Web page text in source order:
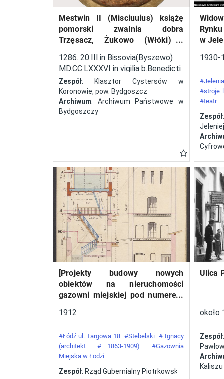
techniczny konstrukcji
startujących w zawodach
samolotów. Ponadto
przeprowadzano próby
zużycia paliwa, szybkiego
uruchomienia silnika,
oceniano czas i sposób
składania i rozkładania
1934. W zawodach brały
także udział panie. Polscy
lotnicy zadebiutowali
podczas zawodów w roku
1930. Była to druga pod
względem liczebności
ekipa (12 załóg),
startująca wyłącznie na
samolotach polskiej
konstrukcji. W Challenge’u
zwycięstwo odnieśli
Franciszek Żwirko i
Stanisław Wigura na RWD-
6. Tym samym Polsce
Mestwin II (Misciuuius) książę
pomorski zwalnia dobra
Trzęsacz, Żukowo (Włóki) i
Dobrcz w kasztelanii
wyszogrodzkiej, należące do
klasztoru cystersów w
1286. 20.III.in Bissovia(Byszewo)
MD.CC.LXXXVI in vigilia b.Benedicti
abbatos.
Zespół: Klasztor Cystersów w
Koronowie, pow. Bydgoszcz
Archiwum: Archiwum Państwowe w
Bydgoszczy
w
1930-
#stroje
#teatr
Zespół
[Projekty budowy nowych
obiektów na nieruchomości
gazowni miejskiej pod numerem
Łodzi]
1912
#Łódź ul. Targowa 18 #Stebelski # Ignacy
(architekt
# 1863-1909)
#Gazownia
Miejska w Łodzi
Zespół: Rząd Gubernialny Piotrkowski
Ulica
około
Zespół
Kaliszu